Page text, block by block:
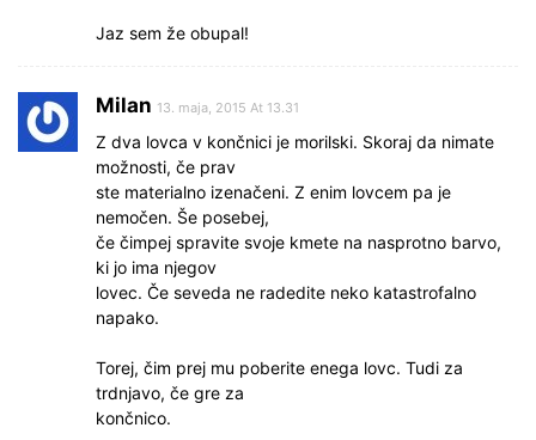
Jaz sem že obupal!
Milan 13. maja, 2015 At 13.31
Z dva lovca v končnici je morilski. Skoraj da nimate
možnosti, če prav
ste materialno izenačeni. Z enim lovcem pa je
nemočen. Še posebej,
če čimpej spravite svoje kmete na nasprotno barvo,
ki jo ima njegov
lovec. Če seveda ne radedite neko katastrofalno
napako.
Torej, čim prej mu poberite enega lovc. Tudi za
trdnjavo, če gre za
končnico.